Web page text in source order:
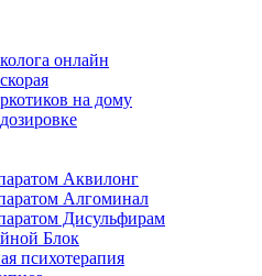
онлайн
на дому
Аквилонг
Алгоминал
Дисульфирам
Блок
психотерапия